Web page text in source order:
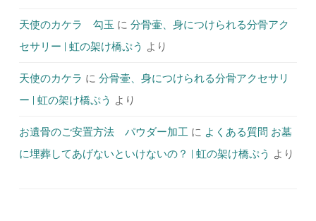
天使のカケラ 勾玉 に 分骨壷、身につけられる分骨アク
セサリー | 虹の架け橋ぷう より
天使のカケラ に 分骨壷、身につけられる分骨アクセサリ
ー | 虹の架け橋ぷう より
お遺骨のご安置方法 パウダー加工 に よくある質問 お墓
に埋葬してあげないといけないの？ | 虹の架け橋ぷう より